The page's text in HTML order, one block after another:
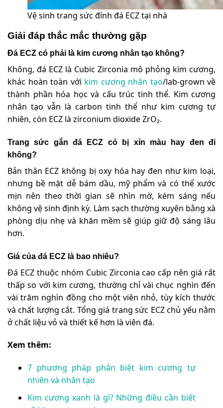
Vệ sinh trang sức đính đá ECZ tại nhà
Giải đáp thắc mắc thường gặp
Đá ECZ có phải là kim cương nhân tạo không?
Không, đá ECZ là Cubic Zirconia mô phỏng kim cương,
khác hoàn toàn với kim cương nhân tạo/lab-grown về
thành phần hóa học và cấu trúc tinh thể. Kim cương
nhân tạo vẫn là carbon tinh thể như kim cương tự
nhiên, còn ECZ là zirconium dioxide ZrO₂.
Trang sức gắn đá ECZ có bị xỉn màu hay đen đi
không?
Bản thân ECZ không bị oxy hóa hay đen như kim loại,
nhưng bề mặt dễ bám dầu, mỹ phẩm và có thể xước
mịn nên theo thời gian sẽ nhìn mờ, kém sáng nếu
không vệ sinh định kỳ. Làm sạch thường xuyên bằng xà
phòng dịu nhẹ và khăn mềm sẽ giúp giữ độ sáng lâu
hơn.
Giá của đá ECZ là bao nhiêu?
Đá ECZ thuộc nhóm Cubic Zirconia cao cấp nên giá rất
thấp so với kim cương, thường chỉ vài chục nghìn đến
vài trăm nghìn đồng cho một viên nhỏ, tùy kích thước
và chất lượng cắt. Tổng giá trang sức ECZ chủ yếu nằm
ở chất liệu vỏ và thiết kế hơn là viên đá.
Xem thêm:
7 phương pháp phân biệt kim cương tự
nhiên và nhân tạo
Kim cương xanh là gì? Những điều cần biết